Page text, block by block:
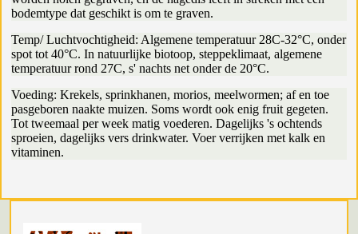
bodemtype dat geschikt is om te graven.
Temp/ Luchtvochtigheid: Algemene temperatuur 28C-32°C, onder
spot tot 40°C. In natuurlijke biotoop, steppeklimaat, algemene
temperatuur rond 27C, s' nachts net onder de 20°C.
Voeding: Krekels, sprinkhanen, morios, meelwormen; af en toe
pasgeboren naakte muizen. Soms wordt ook enig fruit gegeten.
Tot tweemaal per week matig voederen. Dagelijks 's ochtends
sproeien, dagelijks vers drinkwater. Voer verrijken met kalk en
vitaminen.